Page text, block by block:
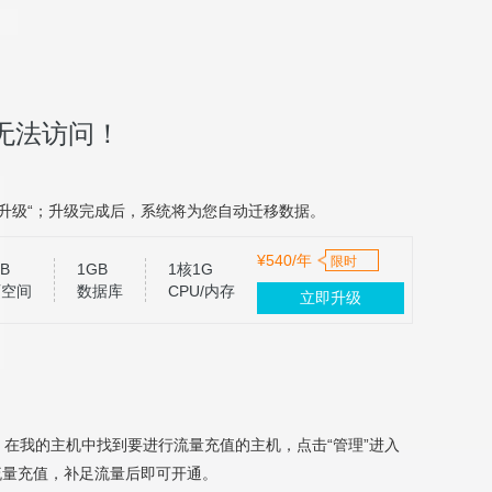
访问！
“；升级完成后，系统将为您自动迁移数据。
间
1GB
数据库
1核1G
CPU/内存
¥540/年 限时
立即升级
在我的主机中找到要进行流量充值的主机，点击“管理”进入
充值，补足流量后即可开通。